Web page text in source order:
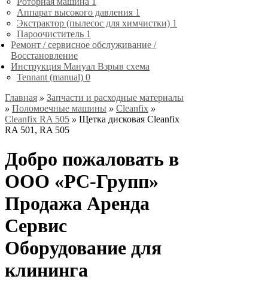
Аппарат высокого давления 1
Экстрактор (пылесос для химчистки) 1
Пароочиститель 1
Ремонт / сервисное обслуживание /
Восстановление
Инструкция Мануал Взрыв схема
Tennant (manual) 0
Главная » Запчасти и расходные материалы
» Поломоечные машины » Cleanfix »
Cleanfix RA 505 » Щетка дисковая Cleanfix
RA 501, RA 505
Добро пожаловать в
ООО «РС-Групп»
Продажа Аренда
Сервис
Оборудование для
клининга